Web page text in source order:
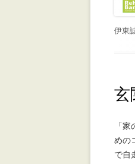
伊東
玄
「
めの
で自